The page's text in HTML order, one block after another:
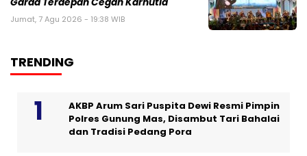
Garda Terdepan Cegah Karhutla
Jumat, 7 Agu 2026 - 19:38 WIB
TRENDING
AKBP Arum Sari Puspita Dewi Resmi Pimpin
Polres Gunung Mas, Disambut Tari Bahalai
dan Tradisi Pedang Pora